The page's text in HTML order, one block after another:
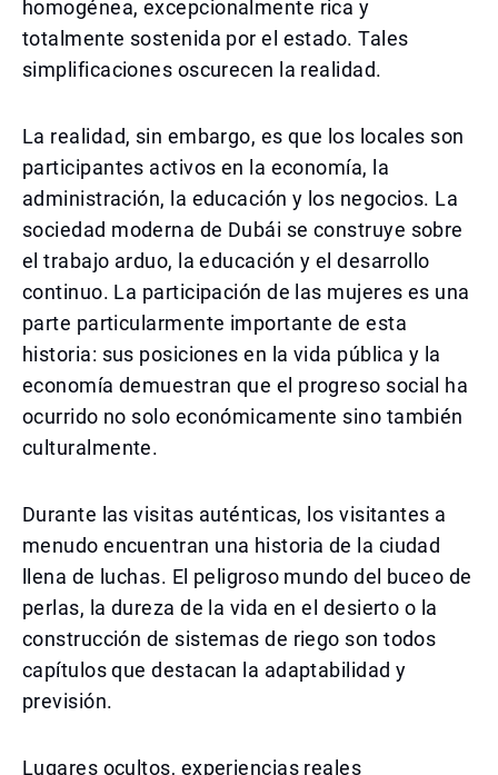
homogénea, excepcionalmente rica y
totalmente sostenida por el estado. Tales
simplificaciones oscurecen la realidad.
La realidad, sin embargo, es que los locales son
participantes activos en la economía, la
administración, la educación y los negocios. La
sociedad moderna de Dubái se construye sobre
el trabajo arduo, la educación y el desarrollo
continuo. La participación de las mujeres es una
parte particularmente importante de esta
historia: sus posiciones en la vida pública y la
economía demuestran que el progreso social ha
ocurrido no solo económicamente sino también
culturalmente.
Durante las visitas auténticas, los visitantes a
menudo encuentran una historia de la ciudad
llena de luchas. El peligroso mundo del buceo de
perlas, la dureza de la vida en el desierto o la
construcción de sistemas de riego son todos
capítulos que destacan la adaptabilidad y
previsión.
Lugares ocultos, experiencias reales